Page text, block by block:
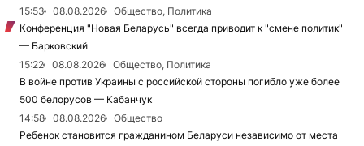
15:53
08.08.2026
Общество, Политика
Конференция "Новая Беларусь" всегда приводит к "смене политик"
— Барковский
15:22
08.08.2026
Общество, Политика
В войне против Украины с российской стороны погибло уже более
500 белорусов — Кабанчук
14:58
08.08.2026
Общество
Ребенок становится гражданином Беларуси независимо от места